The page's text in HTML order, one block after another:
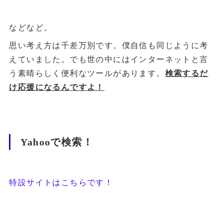
などなど。
思い考え方は千差万別です。僕自信も同じように考
えていました。でも世の中にはインターネットと言
う素晴らしく便利なツールがあります。 検索するだ
け応援になるんですよ！
Yahooで検索！
特設サイトはこちらです！